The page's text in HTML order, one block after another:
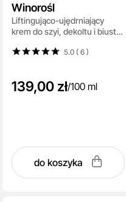
Winorośl
Liftingująco-ujędrniający
krem do szyi, dekoltu i biustu
5.0 ( 6)
139,00 zł/100 ml
do koszyka